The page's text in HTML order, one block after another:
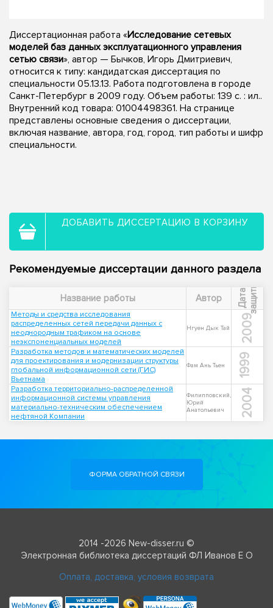
Диссертационная работа «Исследование сетевых
моделей баз данных эксплуатационного управления
сетью связи», автор — Бычков, Игорь Дмитриевич,
относится к типу: кандидатская диссертация по
специальности 05.13.13. Работа подготовлена в городе
Санкт-Петербург в 2009 году. Объем работы: 139 с. : ил..
Внутренний код товара: 01004498361. На странице
представлены основные сведения о диссертации,
включая название, автора, год, город, тип работы и шифр
специальности.
ДОБАВИТЬ ДИССЕРТАЦИЮ В КОРЗИНУ
Рекомендуемые диссертации данного раздела
Название работы Автор Д
а
т
а
з
а
щ
и
т ы
Методы и средства исследования
распределенных сетей передачи данных с
неоднородным трафиком на основе
неэкспоненциальных моделей
Нгуен Дык Тай 2009
Разработка методов и математических моделей
для проектирования и модернизации структуры
глобальной информационной сети (ГИС)
Вьетнама
Фам Ань Тьен 1999
Разработка территориально-распределенной
информационной системы управления
материально-техническим обеспечением
нефтяной Компании
Филипповский,
Юрий
Анатольевич
2004
ФОРМА ОБРАТНОЙ СВЯЗИ
2014 -2026 New-disser.ru ©
Электронная библиотека диссертаций ФЛ Иванов Е О
Оплата, доставка, условия возврата